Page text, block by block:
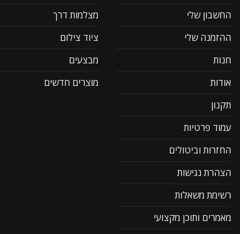
החשבון שלי
ההזמנה שלי
חנות
אודות
תקנון
עמוד פרטיות
החזרות וביטולים
הצהרת נגישות
רשימת משאלות
מאמרים ותוכן מקצועי
מצלמות דרך
ציוד צילום
מבצעים
מוצרים חדשים